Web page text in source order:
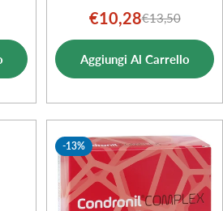
Prezzo
di
vendita
€10,28Prezzo
normale
€13,50
Aggiungi Al Carrello
-13%